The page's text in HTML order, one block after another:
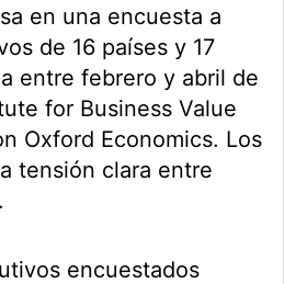
en una encuesta a
de 16 países y 17
entre febrero y abril de
for Business Value
Oxford Economics. Los
tensión clara entre
encuestados